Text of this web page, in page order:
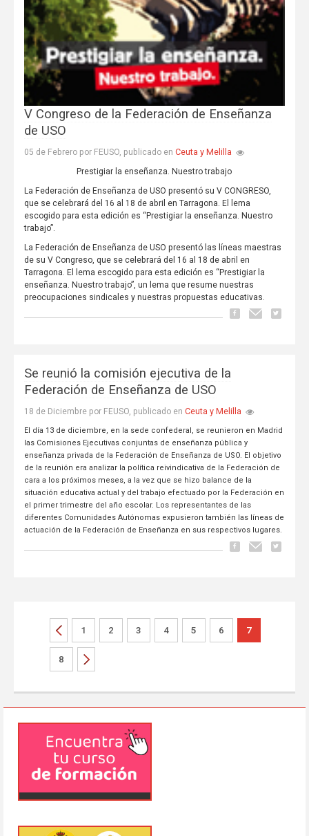
V Congreso de la Federación de Enseñanza
de USO
05 de Febrero por FEUSO, publicado en Ceuta y Melilla
Prestigiar la enseñanza. Nuestro trabajo
La Federación de Enseñanza de USO presentó su V CONGRESO,
que se celebrará del 16 al 18 de abril en Tarragona. El lema
escogido para esta edición es “Prestigiar la enseñanza. Nuestro
trabajo”.
La Federación de Enseñanza de USO presentó las líneas maestras
de su V Congreso, que se celebrará del 16 al 18 de abril en
Tarragona. El lema escogido para esta edición es “Prestigiar la
enseñanza. Nuestro trabajo”, un lema que resume nuestras
preocupaciones sindicales y nuestras propuestas educativas.
Se reunió la comisión ejecutiva de la
Federación de Enseñanza de USO
18 de Diciembre por FEUSO, publicado en Ceuta y Melilla
El día 13 de diciembre, en la sede confederal, se reunieron en Madrid
las Comisiones Ejecutivas conjuntas de enseñanza pública y
enseñanza privada de la Federación de Enseñanza de USO. El objetivo
de la reunión era analizar la política reivindicativa de la Federación de
cara a los próximos meses, a la vez que se hizo balance de la
situación educativa actual y del trabajo efectuado por la Federación en
el primer trimestre del año escolar. Los representantes de las
diferentes Comunidades Autónomas expusieron también las líneas de
actuación de la Federación de Enseñanza en sus respectivos lugares.
1 2 3 4 5 6 7
8